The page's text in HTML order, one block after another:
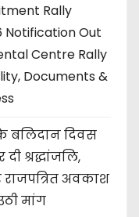
Rally
Notification Out
Centre Rally
Documents &
बलिदान दिवस
श्रद्धांजलि,
राजपत्रित अवकाश
मांग